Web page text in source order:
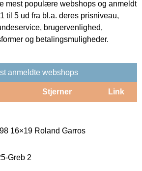
mest populære webshops og anmeldt
til 5 ud fra bl.a. deres prisniveau,
brugervenlighed,
og betalingsmuligheder.
anmeldte webshops
Stjerner Link
16×19 Roland Garros
Greb 2